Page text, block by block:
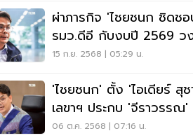
ผ่าภารกิจ 'ไชยชนก ชิดช
รมว.ดีอี กับงบปี 2569 ว
หมื่นล้าน
15 ก.ย. 2568 | 05:29 น.
'ไชยชนก' ตั้ง 'ไอเดียร์ สุ
เลขาฯ ประกบ 'จีราวรร
ไอซีที
06 ต.ค. 2568 | 07:16 น.